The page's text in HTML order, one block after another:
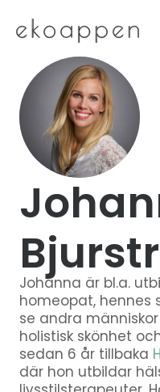
Johanna är bl.a.
homeopat, hennes
se andra
holistisk skönhet
sedan 6 år tillbaka
där hon utbildar